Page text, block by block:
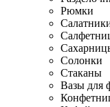
Рюмки
Солонки
Стаканы
Вазы для